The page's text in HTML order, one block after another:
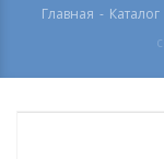
Главная - Каталог